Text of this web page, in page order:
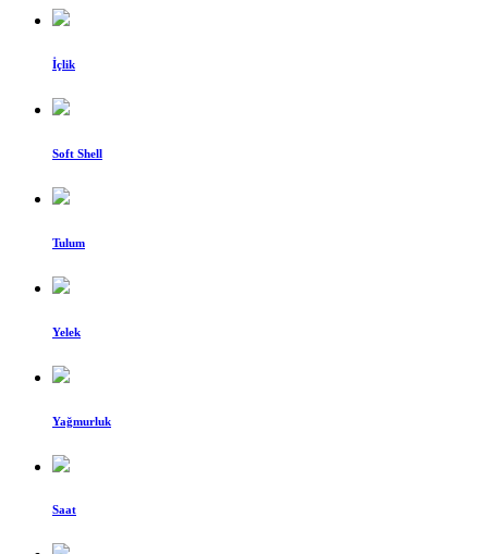
İçlik
Soft Shell
Tulum
Yelek
Yağmurluk
Saat